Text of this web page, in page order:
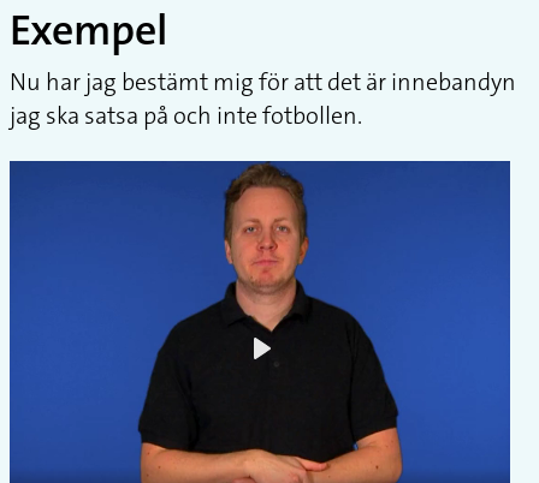
Exempel
Nu har jag bestämt mig för att det är innebandyn
jag ska satsa på och inte fotbollen.
Play